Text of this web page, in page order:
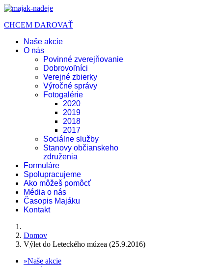
CHCEM DAROVAŤ
Naše akcie
O nás
Povinné zverejňovanie
Dobrovoľníci
Verejné zbierky
Výročné správy
Fotogalérie
2020
2019
2018
2017
Sociálne služby
Stanovy občianskeho
združenia
Formuláre
Spolupracujeme
Ako môžeš pomôcť
Média o nás
Časopis Majáku
Kontakt
Domov
Výlet do Leteckého múzea (25.9.2016)
Naše akcie